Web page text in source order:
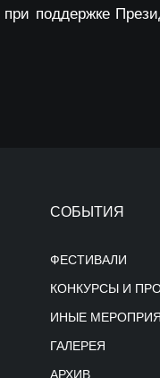
поддержке
СОБЫТИЯ
ФЕСТИВАЛИ
КОНКУРСЫ И
ИНЫЕ
ГАЛЕРЕЯ
АРХИВ